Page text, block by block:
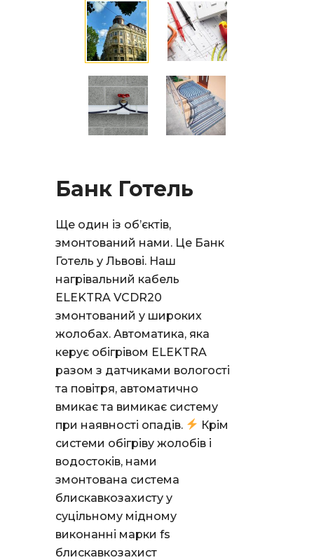
Банк Готель
Ще один із об’єктів,
змонтований нами. Це Банк
Готель у Львові. Наш
нагрівальний кабель
ELEKTRA VCDR20
змонтований у широких
жолобах. Автоматика, яка
керує обігрівом ELEKTRA
разом з датчиками вологості
та повітря, автоматично
вмикає та вимикає систему
при наявності опадів.
Крім
системи обігріву жолобів і
водостоків, нами
змонтована система
блискавкозахисту у
суцільному мідному
виконанні марки fs
блискавкозахист